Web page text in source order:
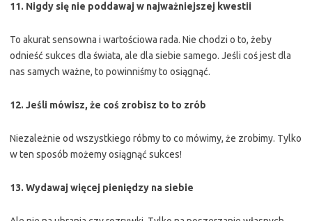
11. Nigdy się nie poddawaj w najważniejszej kwestii
To akurat sensowna i wartościowa rada. Nie chodzi o to, żeby
odnieść sukces dla świata, ale dla siebie samego. Jeśli coś jest dla
nas samych ważne, to powinniśmy to osiągnąć.
12. Jeśli mówisz, że coś zrobisz to to zrób
Niezależnie od wszystkiego róbmy to co mówimy, że zrobimy. Tylko
w ten sposób możemy osiągnąć sukces!
13. Wydawaj więcej pieniędzy na siebie